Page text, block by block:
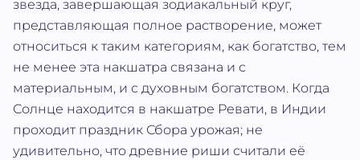
звезда, завершающая зодиакальный круг,
представляющая полное растворение, может
относиться к таким категориям, как богатство, тем
не менее эта накшатра связана и с
материальным, и с духовным богатством. Когда
Солнце находится в накшатре Ревати, в Индии
проходит праздник Сбора урожая; не
удивительно, что древние риши считали её